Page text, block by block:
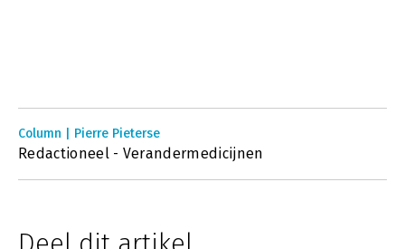
Column | Pierre Pieterse
Redactioneel - Verandermedicijnen